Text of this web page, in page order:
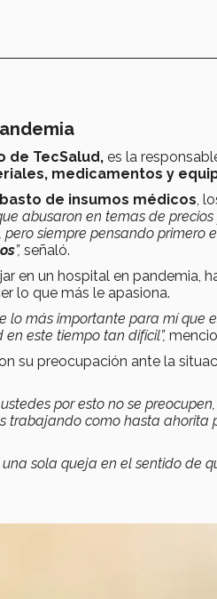
de TecSalud, es la
medicamentos y
de insumos médicos,
abusaron en temas de
siempre pensando primero
”, señaló.
en un hospital en pandemia,
lo que más le apasiona.
lo más importante para mí que
este tiempo tan difícil”,
su preocupación ante la
por esto no se preocupen,
trabajando como hasta ahorita
sola queja en el sentido de